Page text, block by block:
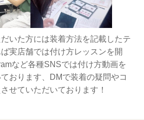
いた方には装着方法を記載したテ
実店舗では付け方レッスンを開
など各種SNSでは付け方動画を
おります、DMで装着の疑問やコ
せていただいております！